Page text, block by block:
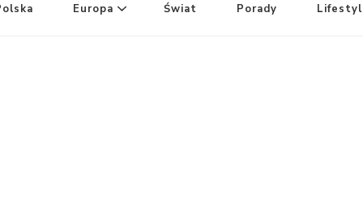
Europa Świat Porady